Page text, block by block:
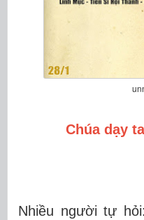
Chúa dạy
Nhiều người tự